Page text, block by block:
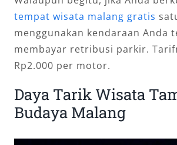
tempat wisata malang gratis
menggunakan kendaraan Anda
membayar retribusi parkir.
Rp2.000 per motor.
Daya Tarik Wisata
Budaya Malang